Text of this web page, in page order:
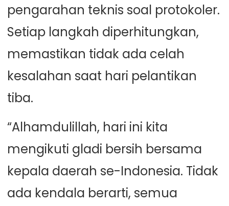
pengarahan teknis soal protokoler.
Setiap langkah diperhitungkan,
memastikan tidak ada celah
kesalahan saat hari pelantikan
tiba.
“Alhamdulillah, hari ini kita
mengikuti gladi bersih bersama
kepala daerah se-Indonesia. Tidak
ada kendala berarti, semua